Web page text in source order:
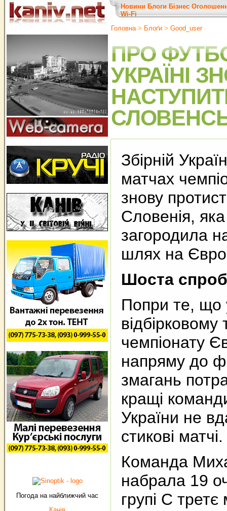
Погода на найближчий час
Новини Блоги Бізнес
Wi-Fi
Головна> Блоґи > Good_user
ПРО
УКРАЇНІ
Збірній
матчах
знову
Словенія,
загородила
шлях на
Шоста
Попри те, що
відбірковому
чемпіонату
напряму до
змагань
кращі
України не
стикові матчі.
Команда
набрала 19
групі С третє